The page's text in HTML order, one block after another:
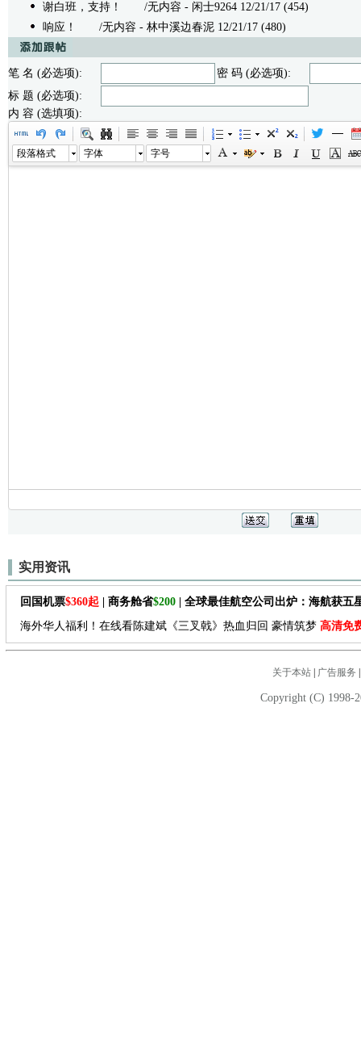
谢白班，支持！
/无内容 - 闲士9264 12/21/17 (454)
响应！
/无内容 - 林中溪边春泥 12/21/17 (480)
笔 名 (必选项):
密 码 (必选项):
标 题 (必选项):
内 容 (选填项):
段落格式 字体 字号
实用资讯
回国机票$360起 | 商务舱省$200 | 全球最佳航空公司出炉：海航获五
海外华人福利！在线看陈建斌《三叉戟》热血归回 豪情筑梦 高清免
关于本站| 广告服务
Copyright (C) 1998-